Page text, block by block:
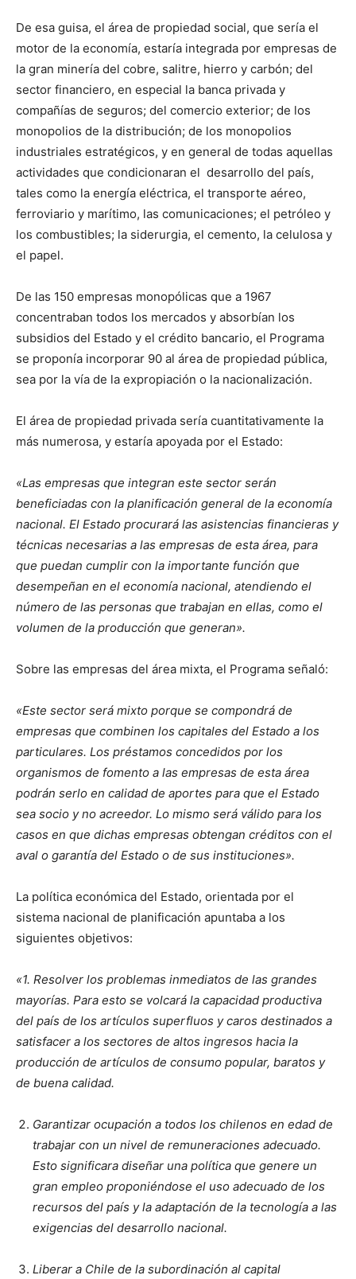
De esa guisa, el área de propiedad social, que sería el
motor de la economía, estaría integrada por empresas de
la gran minería del cobre, salitre, hierro y carbón; del
sector financiero, en especial la banca privada y
compañías de seguros; del comercio exterior; de los
monopolios de la distribución; de los monopolios
industriales estratégicos, y en general de todas aquellas
actividades que condicionaran el desarrollo del país,
tales como la energía eléctrica, el transporte aéreo,
ferroviario y marítimo, las comunicaciones; el petróleo y
los combustibles; la siderurgia, el cemento, la celulosa y
el papel.
De las 150 empresas monopólicas que a 1967
concentraban todos los mercados y absorbían los
subsidios del Estado y el crédito bancario, el Programa
se proponía incorporar 90 al área de propiedad pública,
sea por la vía de la expropiación o la nacionalización.
El área de propiedad privada sería cuantitativamente la
más numerosa, y estaría apoyada por el Estado:
«Las empresas que integran este sector serán
beneficiadas con la planificación general de la economía
nacional. El Estado procurará las asistencias financieras y
técnicas necesarias a las empresas de esta área, para
que puedan cumplir con la importante función que
desempeñan en el economía nacional, atendiendo el
número de las personas que trabajan en ellas, como el
volumen de la producción que generan».
Sobre las empresas del área mixta, el Programa señaló:
«Este sector será mixto porque se compondrá de
empresas que combinen los capitales del Estado a los
particulares. Los préstamos concedidos por los
organismos de fomento a las empresas de esta área
podrán serlo en calidad de aportes para que el Estado
sea socio y no acreedor. Lo mismo será válido para los
casos en que dichas empresas obtengan créditos con el
aval o garantía del Estado o de sus instituciones».
La política económica del Estado, orientada por el
sistema nacional de planificación apuntaba a los
siguientes objetivos:
«1. Resolver los problemas inmediatos de las grandes
mayorías. Para esto se volcará la capacidad productiva
del país de los artículos superfluos y caros destinados a
satisfacer a los sectores de altos ingresos hacia la
producción de artículos de consumo popular, baratos y
de buena calidad.
Garantizar ocupación a todos los chilenos en edad de
trabajar con un nivel de remuneraciones adecuado.
Esto significara diseñar una política que genere un
gran empleo proponiéndose el uso adecuado de los
recursos del país y la adaptación de la tecnología a las
exigencias del desarrollo nacional.
Liberar a Chile de la subordinación al capital